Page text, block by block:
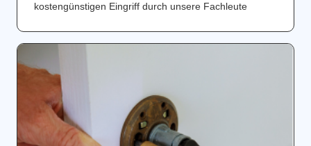
kostengünstigen Eingriff durch unsere Fachleute